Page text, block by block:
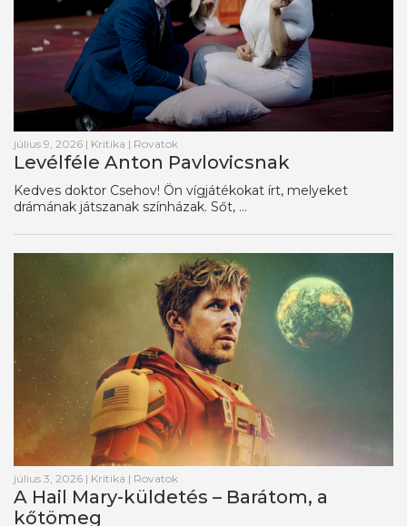
július 9, 2026 | Kritika | Rovatok
Levélféle Anton Pavlovicsnak
Kedves doktor Csehov! Ön vígjátékokat írt, melyeket
drámának játszanak színházak. Sőt, ...
július 3, 2026 | Kritika | Rovatok
A Hail Mary-küldetés – Barátom, a
kőtömeg